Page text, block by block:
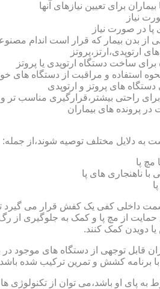
برای تعیین نیازهای آنها
نیاز
در صورت نیاز
از بدن بیمار که قرار است اندام
برای ساخت دستگاه ارتوپدی یا پروتز
استفاده و مراقبت از دستگاه های
دستگاه های پروتز و ارتوپدی
برای راحتی بیشتر،قرارگیری مناسب
پرونده های بیماران
به دلایل مختلف توصیه شوند،از جمله:
مچ پا
با ناهنجاری های پا
داخلی کفی یک کفش قرار می گیرد تا
حمایت از مچ پا و کمک به جلوگیری
یا دویدن کمک کنند.
قابل توجهی از دستگاه های موجود در
برنامه کشش و تمرین ترکیب شده
پای او باشد،می توان از تکنولوژی